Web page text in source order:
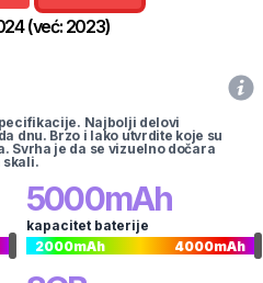
(već: 2023)
Najbolji delovi
dnu. Brzo i lako utvrdite koje su
Svrha je da se vizuelno dočara
skali.
5000mAh
kapacitet baterije
2000mAh 4000mAh